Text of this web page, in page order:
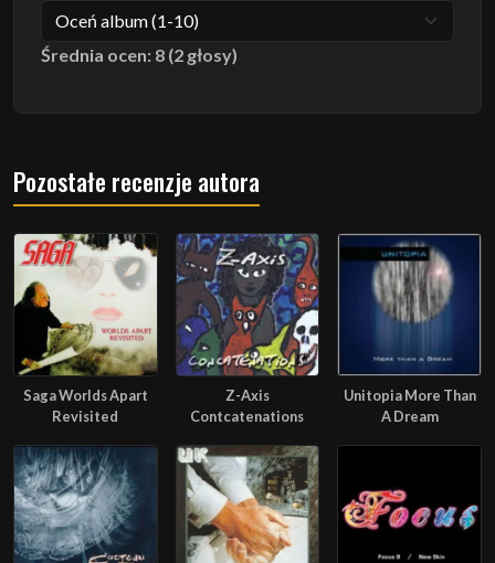
Średnia ocen: 8 (2 głosy)
Pozostałe recenzje autora
Saga Worlds Apart
Revisited
Z-Axis
Contcatenations
Unitopia More Than
A Dream